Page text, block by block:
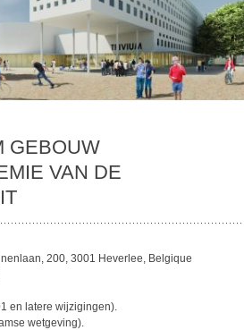
GEBOUW
VAN DE
200, 3001 Heverlee, Belgique
en latere wijzigingen).
wetgeving).